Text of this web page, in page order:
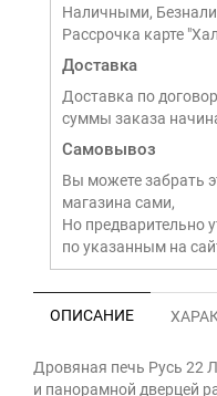
Наличными,
Рассрочка карте
Доставка
Доставка по
суммы заказа
Самовывоз
Вы можете забрать
магазина сами,
Но предварительно
по указанным на
ОПИСАНИЕ
Дровяная печь Русь 22
и панорамной дверцей